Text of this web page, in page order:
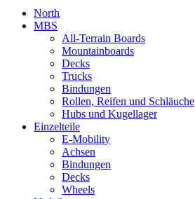
North
MBS
All-Terrain Boards
Mountainboards
Decks
Trucks
Bindungen
Rollen, Reifen und Schläuche
Hubs und Kugellager
Einzelteile
E-Mobility
Achsen
Bindungen
Decks
Wheels